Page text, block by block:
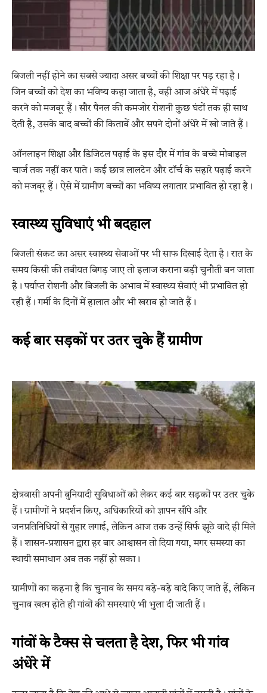
बिजली नहीं होने का सबसे ज्यादा असर बच्चों की शिक्षा पर पड़ रहा है।
जिन बच्चों को देश का भविष्य कहा जाता है, वही आज अंधेरे में पढ़ाई
करने को मजबूर हैं। सौर पैनल की कमजोर रोशनी कुछ घंटों तक ही साथ
देती है, उसके बाद बच्चों की किताबें और सपने दोनों अंधेरे में खो जाते हैं।
ऑनलाइन शिक्षा और डिजिटल पढ़ाई के इस दौर में गांव के बच्चे मोबाइल
चार्ज तक नहीं कर पाते। कई छात्र लालटेन और टॉर्च के सहारे पढ़ाई करने
को मजबूर हैं। ऐसे में ग्रामीण बच्चों का भविष्य लगातार प्रभावित हो रहा है।
स्वास्थ्य सुविधाएं भी बदहाल
बिजली संकट का असर स्वास्थ्य सेवाओं पर भी साफ दिखाई देता है। रात के
समय किसी की तबीयत बिगड़ जाए तो इलाज कराना बड़ी चुनौती बन जाता
है। पर्याप्त रोशनी और बिजली के अभाव में स्वास्थ्य सेवाएं भी प्रभावित हो
रही हैं। गर्मी के दिनों में हालात और भी खराब हो जाते हैं।
कई बार सड़कों पर उतर चुके हैं ग्रामीण
क्षेत्रवासी अपनी बुनियादी सुविधाओं को लेकर कई बार सड़कों पर उतर चुके
हैं। ग्रामीणों ने प्रदर्शन किए, अधिकारियों को ज्ञापन सौंपे और
जनप्रतिनिधियों से गुहार लगाई, लेकिन आज तक उन्हें सिर्फ झूठे वादे ही मिले
हैं। शासन-प्रशासन द्वारा हर बार आश्वासन तो दिया गया, मगर समस्या का
स्थायी समाधान अब तक नहीं हो सका।
ग्रामीणों का कहना है कि चुनाव के समय बड़े-बड़े वादे किए जाते हैं, लेकिन
चुनाव खत्म होते ही गांवों की समस्याएं भी भुला दी जाती हैं।
गांवों के टैक्स से चलता है देश, फिर भी गांव
अंधेरे में